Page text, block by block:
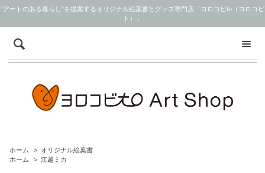
“アートのある暮らし”を提案するオリジナル絵葉書とグッズ専門店「ヨロコビto（ヨロコビ
ト）」
ホーム > オリジナル絵葉書
ホーム
> 江越ミカ